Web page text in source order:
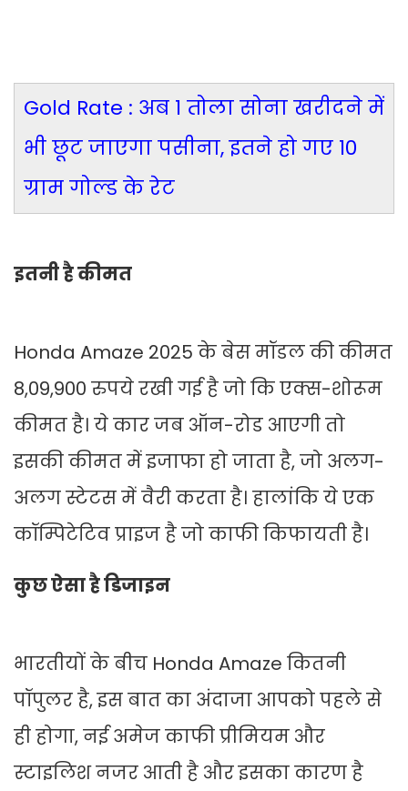
Gold Rate : अब 1 तोला सोना खरीदने में
भी छूट जाएगा पसीना, इतने हो गए 10
ग्राम गोल्ड के रेट
इतनी है कीमत
Honda Amaze 2025 के बेस मॉडल की कीमत
8,09,900 रुपये रखी गई है जो कि एक्स-शोरूम
कीमत है। ये कार जब ऑन-रोड आएगी तो
इसकी कीमत में इजाफा हो जाता है, जो अलग-
अलग स्टेटस में वैरी करता है। हालांकि ये एक
कॉम्पिटेटिव प्राइज है जो काफी किफायती है।
कुछ ऐसा है डिजाइन
भारतीयों के बीच Honda Amaze कितनी
पॉपुलर है, इस बात का अंदाजा आपको पहले से
ही होगा, नई अमेज काफी प्रीमियम और
स्टाइलिश नजर आती है और इसका कारण है